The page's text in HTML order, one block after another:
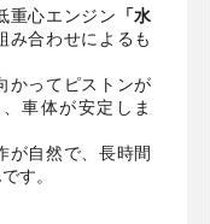
重心エンジン 「水
み合わせによるも
かってピストンが
車体が安定しま
が自然で、長時間
す。